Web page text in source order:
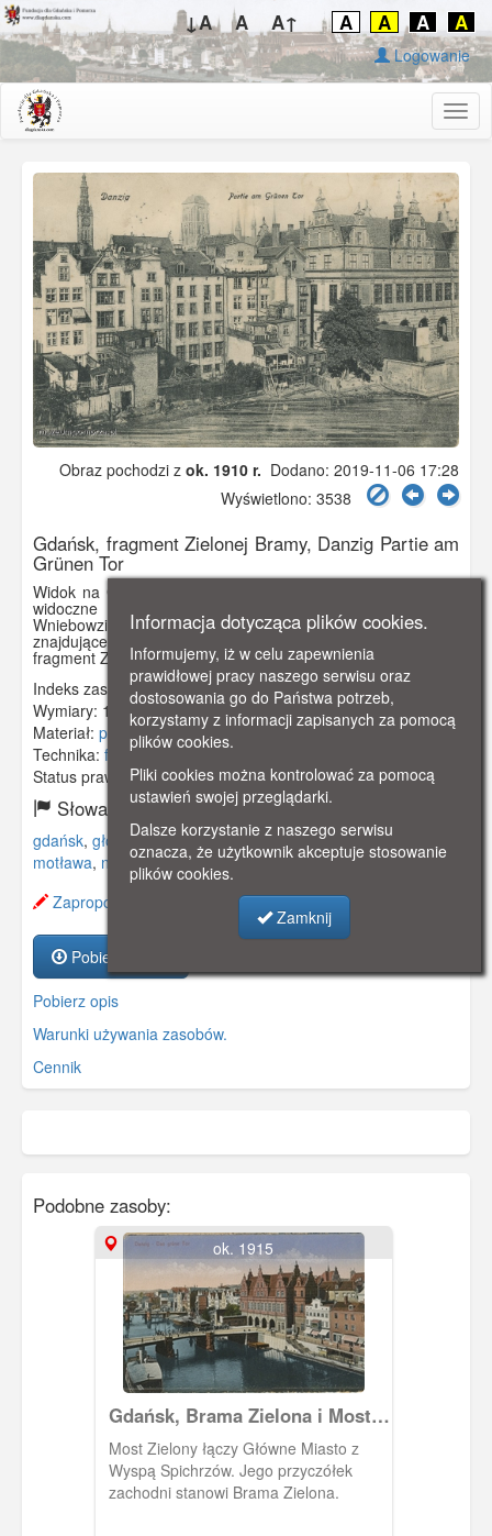
↓A A A↑ A A A A
Logowanie
Obraz pochodzi z ok. 1910 r. Dodano: 2019-11-06 17:28
Wyświetlono: 3538
Gdańsk, fragment Zielonej Bramy, Danzig Partie am
Grünen Tor
Widok na Główne Miasto od strony Starej Motławy: w głębi
widoczne wieże Ratusza Głównego Miasta i kościoła
Wniebowzięcia NMP. Na pierwszym planie kamieniczki
znajdujące się wzdłuż nabrzeża Motławy, po prawej strony
fragment Zielonej Bramy wraz z Zielonym Mostem.
Indeks zasobu: GSP01815
Wymiary: 138 x 86 mm
Materiał: pocztówka
Technika: fotografia czarno-biała
Status prawny:Użycie Niekomercyjne
Słowa kluczowe:
gdańsk, główne miasto,Zielona Brama,zielony most
motława, nabrzeże,
Zaproponuj zmianę opisu.
Pobierz zasób
Pobierz opis
Warunki używania zasobów.
Cennik
Podobne zasoby:
ok. 1915
Gdańsk, Brama Zielona i Most
Zielony
Most Zielony łączy Główne Miasto z
Wyspą Spichrzów. Jego przyczółek
zachodni stanowi Brama Zielona.
Informacja dotycząca plików cookies.
Informujemy, iż w celu zapewnienia
prawidłowej pracy naszego serwisu oraz
dostosowania go do Państwa potrzeb,
korzystamy z informacji zapisanych za pomocą
plików cookies.
Pliki cookies można kontrolować za pomocą
ustawień swojej przeglądarki.
Dalsze korzystanie z naszego serwisu
oznacza, że użytkownik akceptuje stosowanie
plików cookies.
Zamknij